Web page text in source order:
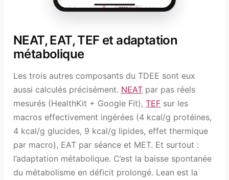
NEAT, EAT, TEF et adaptation
métabolique
Les trois autres composants du TDEE sont eux
aussi calculés précisément. NEAT par pas réels
mesurés (HealthKit + Google Fit), TEF sur les
macros effectivement ingérées (4 kcal/g protéines,
4 kcal/g glucides, 9 kcal/g lipides, effet thermique
par macro), EAT par séance et MET. Et surtout :
l’adaptation métabolique. C’est la baisse spontanée
du métabolisme en déficit prolongé. Lean est la